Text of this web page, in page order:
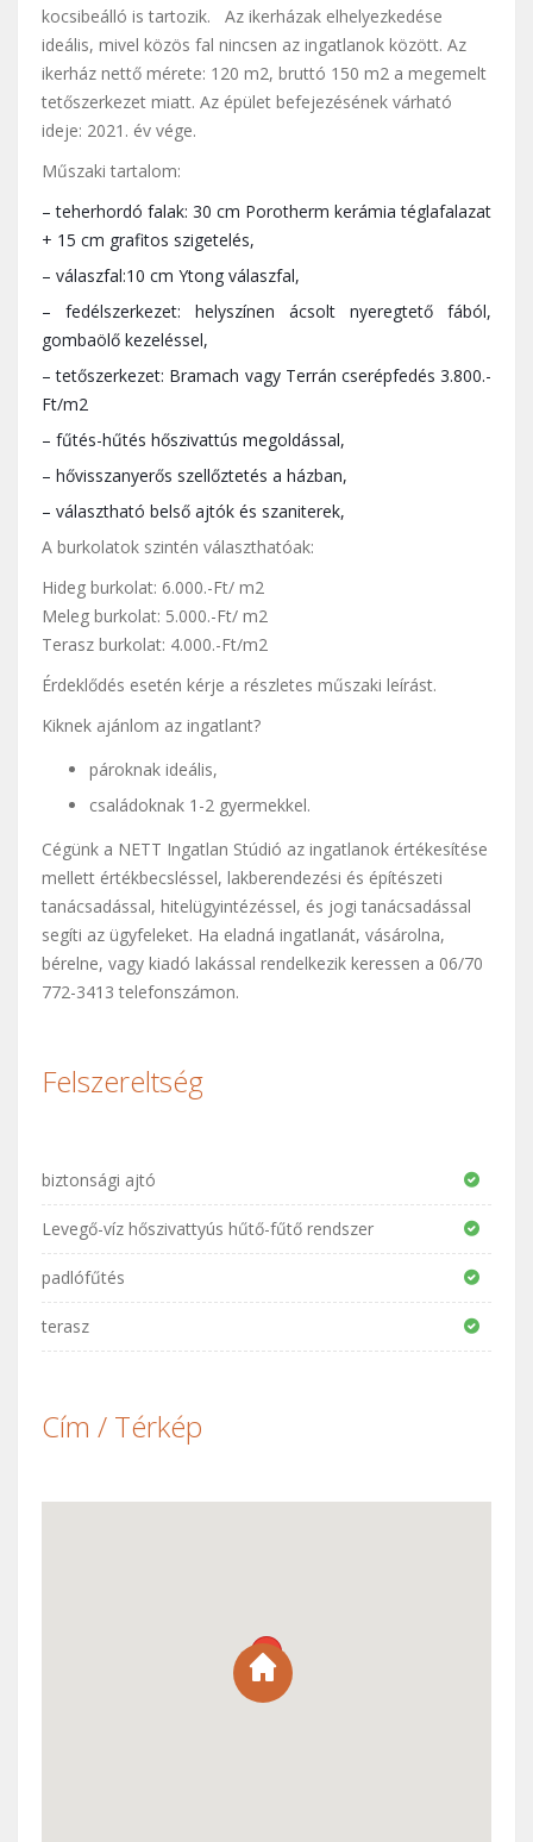
kocsibeálló is tartozik. Az ikerházak elhelyezkedése
ideális, mivel közös fal nincsen az ingatlanok között. Az
ikerház nettő mérete: 120 m2, bruttó 150 m2 a megemelt
tetőszerkezet miatt. Az épület befejezésének várható
ideje: 2021. év vége.
Műszaki tartalom:
– teherhordó falak: 30 cm Porotherm kerámia téglafalazat
+ 15 cm grafitos szigetelés,
– válaszfal:10 cm Ytong válaszfal,
– fedélszerkezet: helyszínen ácsolt nyeregtető fából,
gombaölő kezeléssel,
– tetőszerkezet: Bramach vagy Terrán cserépfedés 3.800.-
Ft/m2
– fűtés-hűtés hőszivattús megoldással,
– hővisszanyerős szellőztetés a házban,
– választható belső ajtók és szaniterek,
A burkolatok szintén választhatóak:
Hideg burkolat: 6.000.-Ft/ m2
Meleg burkolat: 5.000.-Ft/ m2
Terasz burkolat: 4.000.-Ft/m2
Érdeklődés esetén kérje a részletes műszaki leírást.
Kiknek ajánlom az ingatlant?
pároknak ideális,
családoknak 1-2 gyermekkel.
Cégünk a NETT Ingatlan Stúdió az ingatlanok értékesítése
mellett értékbecsléssel, lakberendezési és építészeti
tanácsadással, hitelügyintézéssel, és jogi tanácsadással
segíti az ügyfeleket. Ha eladná ingatlanát, vásárolna,
bérelne, vagy kiadó lakással rendelkezik keressen a 06/70
772-3413 telefonszámon.
Felszereltség
biztonsági ajtó
Levegő-víz hőszivattyús hűtő-fűtő rendszer
padlófűtés
terasz
Cím / Térkép